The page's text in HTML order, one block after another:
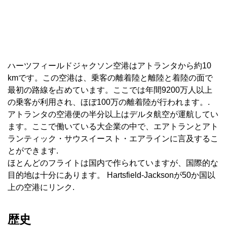
ハーツフィールドジャクソン空港はアトランタから約10
kmです。この空港は、乗客の離着陸と離陸と着陸の面で
最初の路線を占めています。ここでは年間9200万人以上
の乗客が利用され、ほぼ100万の離着陸が行われます。.
アトランタの空港便の半分以上はデルタ航空が運航してい
ます。ここで働いている大企業の中で、エアトランとアト
ランティック・サウスイースト・エアラインに言及するこ
とができます.
ほとんどのフライトは国内で作られていますが、国際的な
目的地は十分にあります。 Hartsfield-Jacksonが50か国以
上の空港にリンク.
歴史